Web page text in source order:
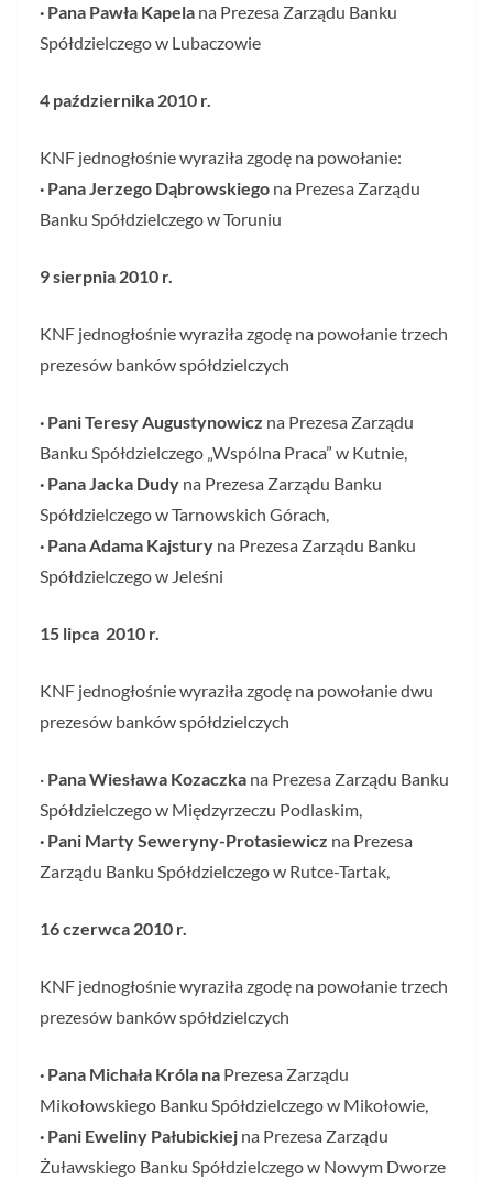
· Pana Pawła Kapela na Prezesa Zarządu Banku
Spółdzielczego w Lubaczowie
4 października 2010 r.
KNF jednogłośnie wyraziła zgodę na powołanie:
· PanaJerzego Dąbrowskiego na Prezesa Zarządu
Banku Spółdzielczego w Toruniu
9 sierpnia 2010 r.
KNF jednogłośnie wyraziła zgodę na powołanie trzech
prezesów banków spółdzielczych
· Pani Teresy Augustynowicz na Prezesa Zarządu
Banku Spółdzielczego „Wspólna Praca” w Kutnie,
· Pana Jacka Dudy na Prezesa Zarządu Banku
Spółdzielczego w Tarnowskich Górach,
· Pana Adama Kajstury na Prezesa Zarządu Banku
Spółdzielczego w Jeleśni
15 lipca 2010 r.
KNF jednogłośnie wyraziła zgodę na powołanie dwu
prezesów banków spółdzielczych
· Pana Wiesława Kozaczka na Prezesa Zarządu Banku
Spółdzielczego w Międzyrzeczu Podlaskim,
· Pani Marty Seweryny-Protasiewicz na Prezesa
Zarządu Banku Spółdzielczego w Rutce-Tartak,
16 czerwca 2010 r.
KNF jednogłośnie wyraziła zgodę na powołanie trzech
prezesów banków spółdzielczych
· Pana Michała Króla na Prezesa Zarządu
Mikołowskiego Banku Spółdzielczego w Mikołowie,
· Pani Eweliny Pałubickiej na Prezesa Zarządu
Żuławskiego Banku Spółdzielczego w Nowym Dworze